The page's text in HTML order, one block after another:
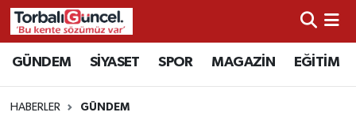
GÜNDEM SİYASET SPOR MAGAZİN EĞİTİM
HABERLER GÜNDEM
İzmir Nöbetçi Eczaneler
İzmir Hava Durumu